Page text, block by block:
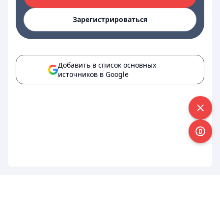
Зарегистрироваться
Добавить в список основных
источников в Google